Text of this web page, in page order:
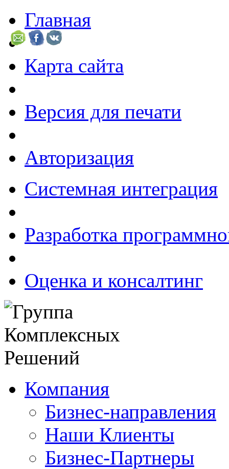
Главная
Карта сайта
Версия для печати
Авторизация
Системная интеграция
Разработка
Оценка и консалтинг
Компания
Бизнес-направления
Наши Клиенты
Бизнес-Партнеры